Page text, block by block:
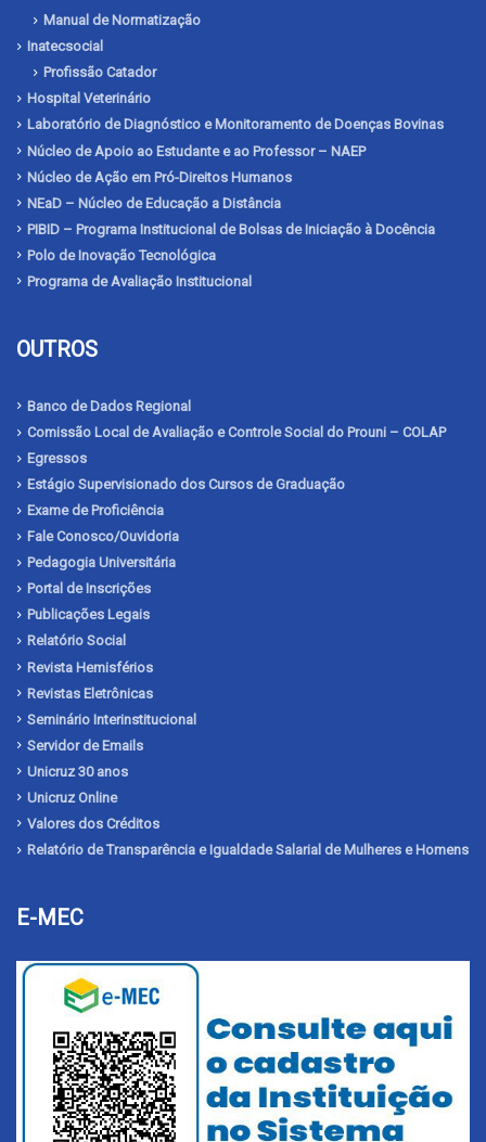
Manual de Normatização
Inatecsocial
Profissão Catador
Hospital Veterinário
Laboratório de Diagnóstico e Monitoramento de Doenças Bovinas
Núcleo de Apoio ao Estudante e ao Professor – NAEP
Núcleo de Ação em Pró-Direitos Humanos
NEaD – Núcleo de Educação a Distância
PIBID – Programa Institucional de Bolsas de Iniciação à Docência
Polo de Inovação Tecnológica
Programa de Avaliação Institucional
OUTROS
Banco de Dados Regional
Comissão Local de Avaliação e Controle Social do Prouni – COLAP
Egressos
Estágio Supervisionado dos Cursos de Graduação
Exame de Proficiência
Fale Conosco/Ouvidoria
Pedagogia Universitária
Portal de Inscrições
Publicações Legais
Relatório Social
Revista Hemisférios
Revistas Eletrônicas
Seminário Interinstitucional
Servidor de Emails
Unicruz 30 anos
Unicruz Online
Valores dos Créditos
Relatório de Transparência e Igualdade Salarial de Mulheres e Homens
E-MEC